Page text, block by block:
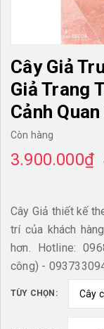
Cây Giả
Giả Trang
Cảnh
Còn hàng
3.900.000₫
Cây Giả thiết kế
trí của khách
hơn. Hotline:
công) -
TÙY CHỌN: